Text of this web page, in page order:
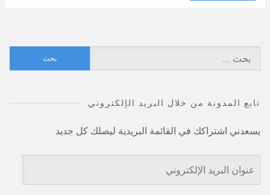
عن:
تابع المدونة من خلال البريد الإلكتروني
يسعدني اشتراكك في القائمة البريدية ليصلك كل جديد
عنوان
البريد